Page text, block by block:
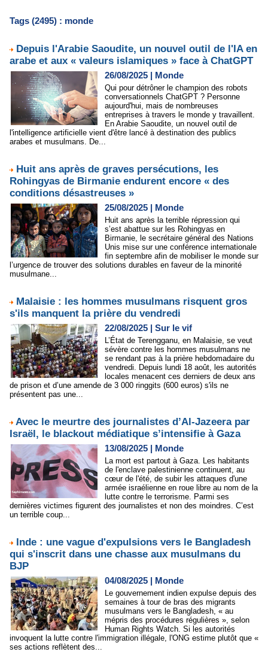
Tags (2495) : monde
Depuis l'Arabie Saoudite, un nouvel outil de l'IA en
arabe et aux « valeurs islamiques » face à ChatGPT
26/08/2025 | Monde
Qui pour détrôner le champion des robots
conversationnels ChatGPT ? Personne
aujourd'hui, mais de nombreuses
entreprises à travers le monde y travaillent.
En Arabie Saoudite, un nouvel outil de
l'intelligence artificielle vient d'être lancé à destination des publics
arabes et musulmans. De...
Huit ans après de graves persécutions, les
Rohingyas de Birmanie endurent encore « des
conditions désastreuses »
25/08/2025 | Monde
Huit ans après la terrible répression qui
s’est abattue sur les Rohingyas en
Birmanie, le secrétaire général des Nations
Unis mise sur une conférence internationale
fin septembre afin de mobiliser le monde sur
l’urgence de trouver des solutions durables en faveur de la minorité
musulmane...
Malaisie : les hommes musulmans risquent gros
s'ils manquent la prière du vendredi
22/08/2025 | Sur le vif
L’État de Terengganu, en Malaisie, se veut
sévère contre les hommes musulmans ne
se rendant pas à la prière hebdomadaire du
vendredi. Depuis lundi 18 août, les autorités
locales menacent ces derniers de deux ans
de prison et d’une amende de 3 000 ringgits (600 euros) s'ils ne
présentent pas une...
Avec le meurtre des journalistes d’Al-Jazeera par
Israël, le blackout médiatique s’intensifie à Gaza
13/08/2025 | Monde
La mort est partout à Gaza. Les habitants
de l'enclave palestinienne continuent, au
cœur de l'été, de subir les attaques d'une
armée israélienne en roue libre au nom de la
lutte contre le terrorisme. Parmi ses
dernières victimes figurent des journalistes et non des moindres. C’est
un terrible coup...
Inde : une vague d'expulsions vers le Bangladesh
qui s'inscrit dans une chasse aux musulmans du
BJP
04/08/2025 | Monde
Le gouvernement indien expulse depuis des
semaines à tour de bras des migrants
musulmans vers le Bangladesh, « au
mépris des procédures régulières », selon
Human Rights Watch. Si les autorités
invoquent la lutte contre l'immigration illégale, l'ONG estime plutôt que «
ses actions reflètent des...